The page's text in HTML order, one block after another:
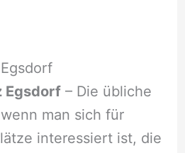
Egsdorf– Die übliche
man sich für
interessiert ist, die